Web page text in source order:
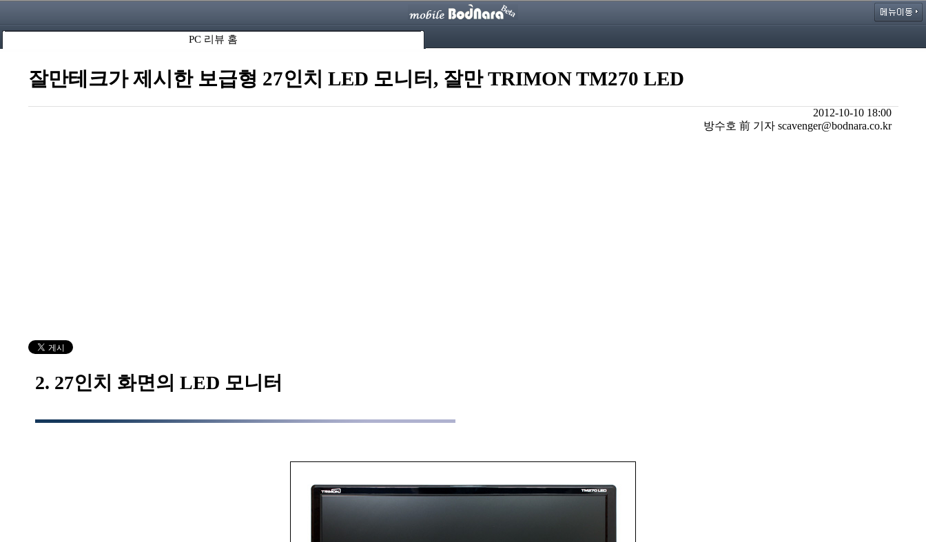
PC 리뷰 홈
잘만테크가 제시한 보급형 27인치 LED 모니터, 잘만 TRIMON TM270 LED
2012-10-10 18:00
방수호 前 기자 scavenger@bodnara.co.kr
2. 27인치 화면의 LED 모니터